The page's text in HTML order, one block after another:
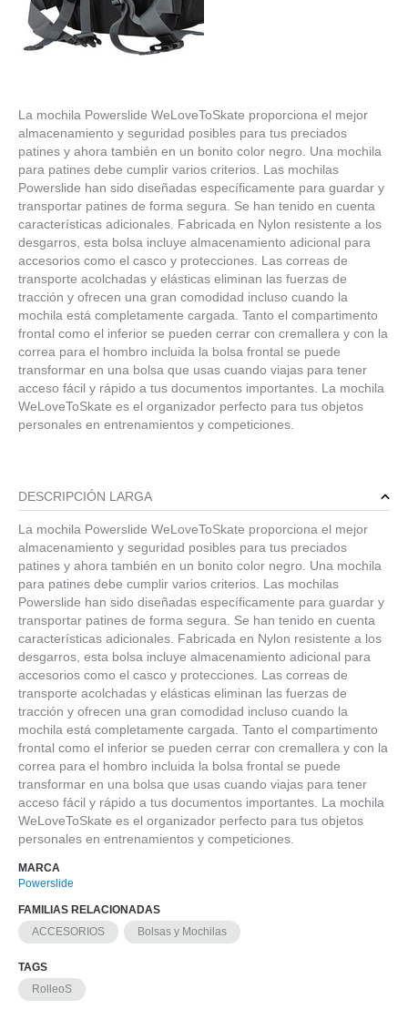
La mochila Powerslide WeLoveToSkate proporciona el mejor
almacenamiento y seguridad posibles para tus preciados
patines y ahora también en un bonito color negro. Una mochila
para patines debe cumplir varios criterios. Las mochilas
Powerslide han sido diseñadas específicamente para guardar y
transportar patines de forma segura. Se han tenido en cuenta
características adicionales. Fabricada en Nylon resistente a los
desgarros, esta bolsa incluye almacenamiento adicional para
accesorios como el casco y protecciones. Las correas de
transporte acolchadas y elásticas eliminan las fuerzas de
tracción y ofrecen una gran comodidad incluso cuando la
mochila está completamente cargada. Tanto el compartimento
frontal como el inferior se pueden cerrar con cremallera y con la
correa para el hombro incluida la bolsa frontal se puede
transformar en una bolsa que usas cuando viajas para tener
acceso fácil y rápido a tus documentos importantes. La mochila
WeLoveToSkate es el organizador perfecto para tus objetos
personales en entrenamientos y competiciones.
DESCRIPCIÓN LARGA
La mochila Powerslide WeLoveToSkate proporciona el mejor
almacenamiento y seguridad posibles para tus preciados
patines y ahora también en un bonito color negro. Una mochila
para patines debe cumplir varios criterios. Las mochilas
Powerslide han sido diseñadas específicamente para guardar y
transportar patines de forma segura. Se han tenido en cuenta
características adicionales. Fabricada en Nylon resistente a los
desgarros, esta bolsa incluye almacenamiento adicional para
accesorios como el casco y protecciones. Las correas de
transporte acolchadas y elásticas eliminan las fuerzas de
tracción y ofrecen una gran comodidad incluso cuando la
mochila está completamente cargada. Tanto el compartimento
frontal como el inferior se pueden cerrar con cremallera y con la
correa para el hombro incluida la bolsa frontal se puede
transformar en una bolsa que usas cuando viajas para tener
acceso fácil y rápido a tus documentos importantes. La mochila
WeLoveToSkate es el organizador perfecto para tus objetos
personales en entrenamientos y competiciones.
MARCA
Powerslide
FAMILIAS RELACIONADAS
ACCESORIOS
Bolsas y Mochilas
TAGS
RolleoS